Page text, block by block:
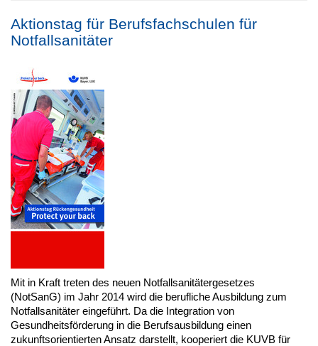
Aktionstag für Berufsfachschulen für
Notfallsanitäter
Mit in Kraft treten des neuen Notfallsanitätergesetzes
(NotSanG) im Jahr 2014 wird die berufliche Ausbildung zum
Notfallsanitäter eingeführt. Da die Integration von
Gesundheitsförderung in die Berufsausbildung einen
zukunftsorientierten Ansatz darstellt, kooperiert die KUVB für